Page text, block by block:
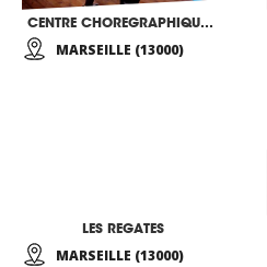
CENTRE CHOREGRAPHIQUE OLGA SEMANOVA
MARSEILLE (13000)
LES REGATES
MARSEILLE (13000)